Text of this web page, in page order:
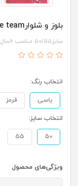
بلوز و شلوارpow some team کد ۱۸۷۵
سایز۵۰/۵۵ مناسب ۶سال تا ۹ سال
انتخاب رنگ:
یاسی قرمز
انتخاب سایز:
50
55
ویژگی‌های محصول